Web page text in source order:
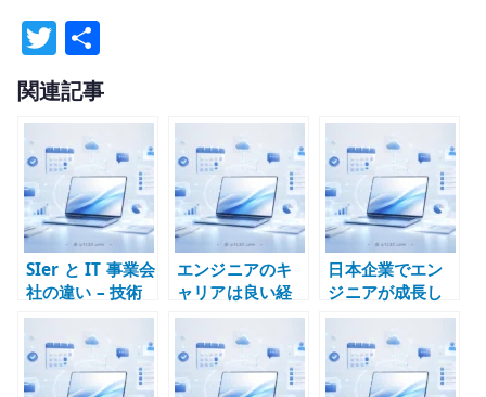
T
w
it
te
r
有
関連記事
SIer と IT 事業会
社の違い – 技術
経験を積める環
境はどちらか
エンジニアのキ
ャリアは良い経
験を積めるかで
決まる – 技術責
任を持てる環境
を選ぶ
日本企業でエン
ジニアが成長し
にくい理由 – 技
術より調整が評
価される構造